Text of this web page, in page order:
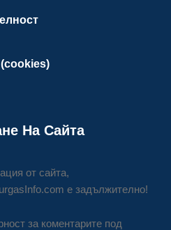
На Сайта
от сайта,
е задължително!
за коментарите под